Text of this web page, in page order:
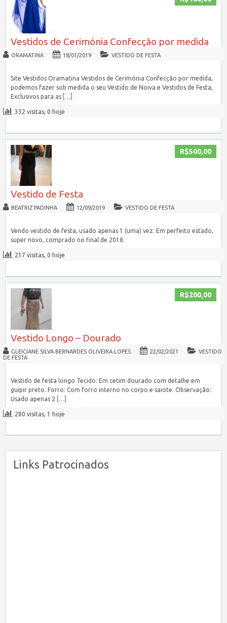
Vestidos de Cerimónia Confecção por medida
ORAMATINA 18/01/2019 VESTIDO DE FESTA
Site Vestidos Oramatina Vestidos de Cerimónia Confecção por medida,
podemos fazer sob medida o seu Vestido de Noiva e Vestidos de Festa,
Exclusivos para as
[…]
332 visitas, 0 hoje
R$500,00
Vestido de Festa
BEATRIZ PADINHA 12/09/2019 VESTIDO DE FESTA
Vendo vestido de festa, usado apenas 1 (uma) vez. Em perfeito estado,
super novo, comprado no final de 2018.
217 visitas, 0 hoje
R$200,00
Vestido Longo – Dourado
GLEICIANE SILVA BERNARDES OLIVEIRA LOPES 22/02/2021
VESTIDO
DE FESTA
Vestido de festa longo Tecido: Em cetim dourado com detalhe em
guipir preto. Forro: Com forro interno no corpo e saiote. Observação:
Usado apenas 2 […]
280 visitas, 1 hoje
Links Patrocinados